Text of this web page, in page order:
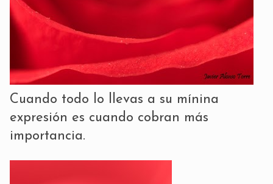
Cuando todo lo llevas a su mínina
expresión es cuando cobran más
importancia.